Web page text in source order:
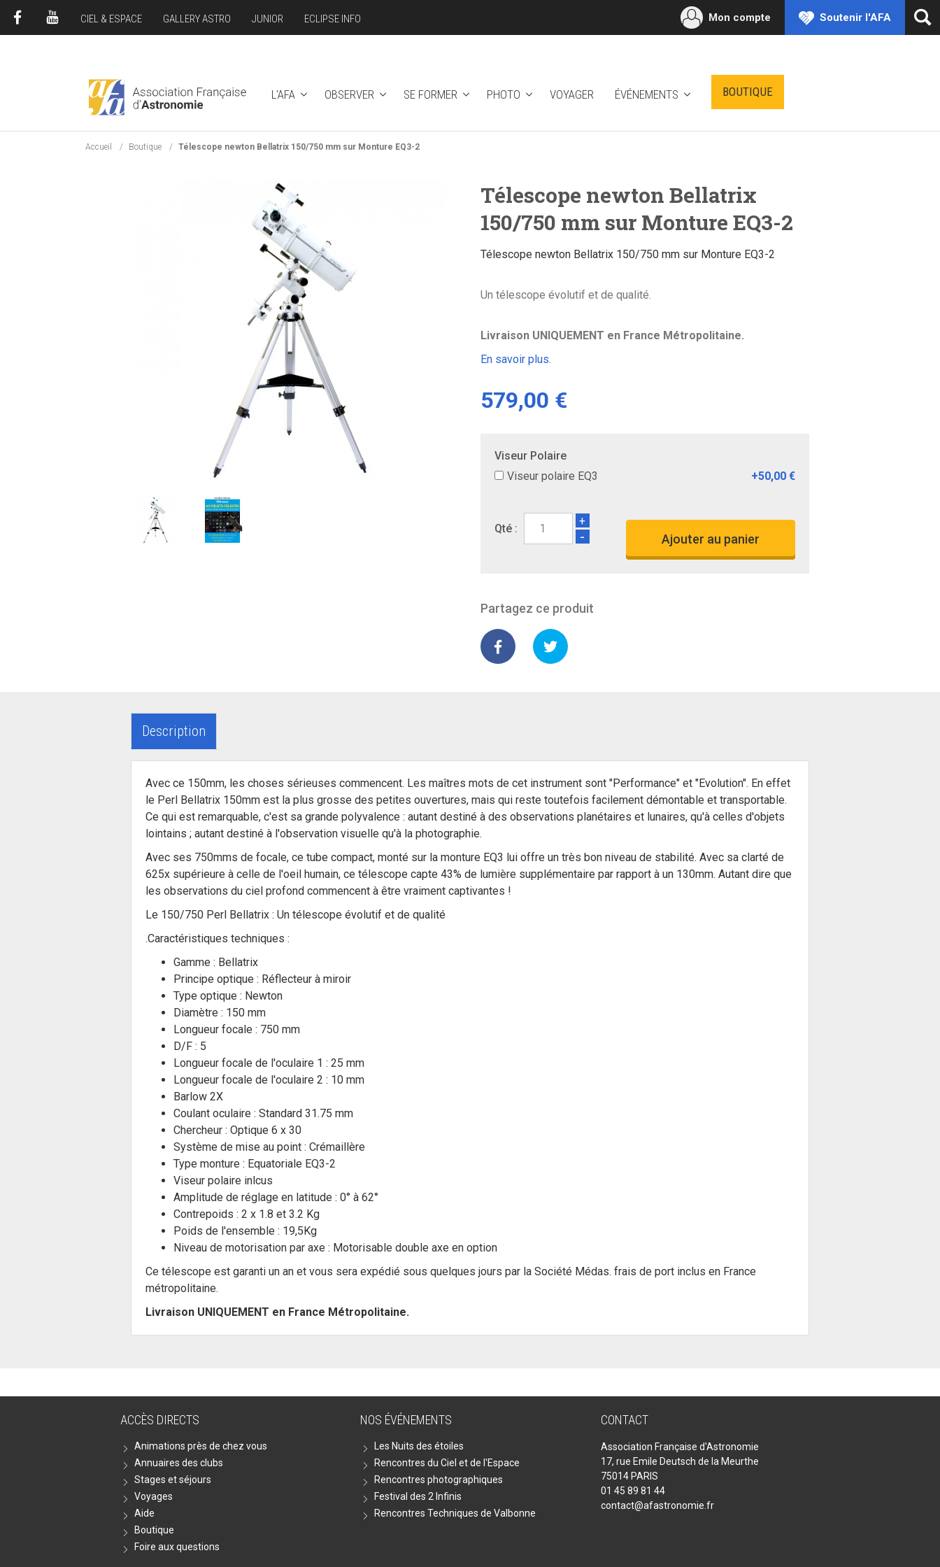
L'AFA OBSERVER SE FORMER PHOTO VOYAGER ÉVÉNEMENTS BOUTIQUE
CIEL & ESPACE GALLERY ASTRO JUNIOR ECLIPSE INFO Mon compte Soutenir l'AFA
Accueil Boutique Télescope newton Bellatrix 150/750 mm sur Monture EQ3-2
Télescope newton Bellatrix
150/750 mm sur Monture EQ3-2
Télescope newton Bellatrix 150/750 mm sur Monture EQ3-2
Un télescope évolutif et de qualité.
Livraison UNIQUEMENT en France Métropolitaine.
En savoir plus.
579,00 €
Viseur Polaire
Viseur polaire EQ3
+50,00 €
Qté :
+
- Ajouter au panier
Partagez ce produit
Description
Avec ce 150mm, les choses sérieuses commencent. Les maîtres mots de cet instrument sont "Performance" et "Evolution". En effet
le Perl Bellatrix 150mm est la plus grosse des petites ouvertures, mais qui reste toutefois facilement démontable et transportable.
Ce qui est remarquable, c'est sa grande polyvalence : autant destiné à des observations planétaires et lunaires, qu'à celles d'objets
lointains ; autant destiné à l'observation visuelle qu'à la photographie.
Avec ses 750mms de focale, ce tube compact, monté sur la monture EQ3 lui offre un très bon niveau de stabilité. Avec sa clarté de
625x supérieure à celle de l'oeil humain, ce télescope capte 43% de lumière supplémentaire par rapport à un 130mm. Autant dire que
les observations du ciel profond commencent à être vraiment captivantes !
Le 150/750 Perl Bellatrix : Un télescope évolutif et de qualité
.Caractéristiques techniques :
Gamme : Bellatrix
Principe optique : Réflecteur à miroir
Type optique : Newton
Diamètre : 150 mm
Longueur focale : 750 mm
D/F : 5
Longueur focale de l'oculaire 1 : 25 mm
Longueur focale de l'oculaire 2 : 10 mm
Barlow 2X
Coulant oculaire : Standard 31.75 mm
Chercheur : Optique 6 x 30
Système de mise au point : Crémaillère
Type monture : Equatoriale EQ3-2
Viseur polaire inlcus
Amplitude de réglage en latitude : 0° à 62°
Contrepoids : 2 x 1.8 et 3.2 Kg
Poids de l'ensemble : 19,5Kg
Niveau de motorisation par axe : Motorisable double axe en option
Ce télescope est garanti un an et vous sera expédié sous quelques jours par la Société Médas. frais de port inclus en France
métropolitaine.
Livraison UNIQUEMENT en France Métropolitaine.
ACCÈS DIRECTS
Animations près de chez vous
Annuaires des clubs
Stages et séjours
Voyages
Aide
Boutique
Foire aux questions
NOS ÉVÉNEMENTS
Les Nuits des étoiles
Rencontres du Ciel et de l'Espace
Rencontres photographiques
Festival des 2 Infinis
Rencontres Techniques de Valbonne
CONTACT
Association Française d'Astronomie
17, rue Emile Deutsch de la Meurthe
75014 PARIS
01 45 89 81 44
contact@afastronomie.fr